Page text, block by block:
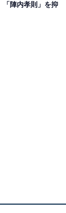
導火線を切る
）、「昔の作
「陣内孝則」を抑